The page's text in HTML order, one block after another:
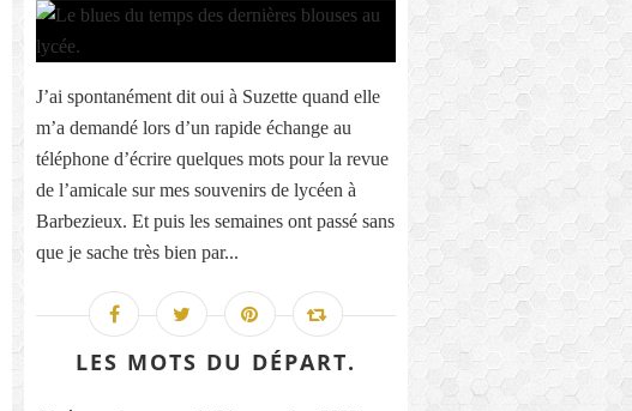
J’ai spontanément dit oui à Suzette quand elle
m’a demandé lors d’un rapide échange au
téléphone d’écrire quelques mots pour la revue
de l’amicale sur mes souvenirs de lycéen à
Barbezieux. Et puis les semaines ont passé sans
que je sache très bien par...
LES MOTS DU DÉPART.